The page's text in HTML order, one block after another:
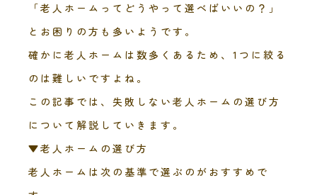
「老人ホームってどうやって選べばいいの？」
とお困りの方も多いようです。
確かに老人ホームは数多くあるため、1つに絞る
のは難しいですよね。
この記事では、失敗しない老人ホームの選び方
について解説していきます。
▼老人ホームの選び方
老人ホームは次の基準で選ぶのがおすすめで